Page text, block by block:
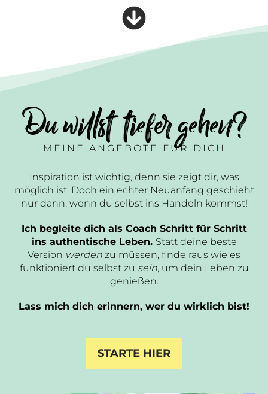
Du willst tiefer gehen?
MEINE ANGEBOTE FÜR DICH
Inspiration ist wichtig, denn sie zeigt dir, was
möglich ist. Doch ein echter Neuanfang geschieht
nur dann, wenn du selbst ins Handeln kommst!
Ich begleite dich als Coach Schritt für Schritt
ins authentische Leben. Statt deine beste
Version werden zu müssen, finde raus wie es
funktioniert du selbst zu sein, um dein Leben zu
genießen.
Lass mich dich erinnern, wer du wirklich bist!
STARTE HIER